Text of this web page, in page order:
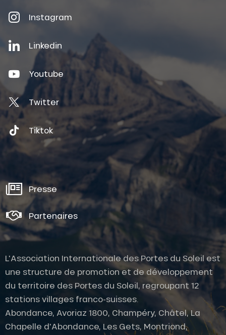
Instagram
Linkedin
Youtube
Twitter
Tiktok
Presse
Partenaires
L'Association Internationale des Portes du Soleil est
une structure de promotion et de développement
du territoire des Portes du Soleil, regroupant 12
stations villages franco-suisses.
Abondance, Avoriaz 1800, Champéry, Châtel, La
Chapelle d'Abondance, Les Gets, Montriond,